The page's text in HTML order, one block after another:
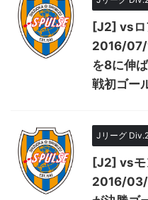
[J2] vsロ
2016/07/
を8に伸
戦初ゴー
Jリーグ
[J2] vsモ
2016/03/